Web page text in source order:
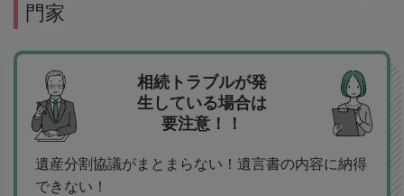
門家
相続トラブルが発
生している場合は
要注意！！
遺産分割協議がまとまらない！遺言書の内容に納得
できない！